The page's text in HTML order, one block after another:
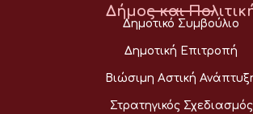
Δήμος και
Δημοτικό Συμβούλιο
Δημοτική Επιτροπή
Βιώσιμη Αστική
Στρατηγικός Σχεδιασμός